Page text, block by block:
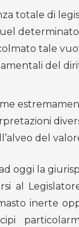
totale di
tale
del
del
oggi la
al
inerte